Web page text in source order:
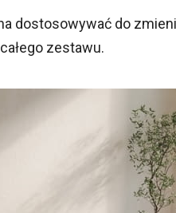
dostosowywać do
zestawu.